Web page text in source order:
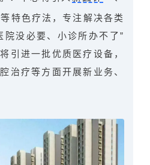
等特色疗法，专注解决各类
院没必要、小诊所办不了”
引进一批优质医疗设备，
治疗等方面开展新业务、